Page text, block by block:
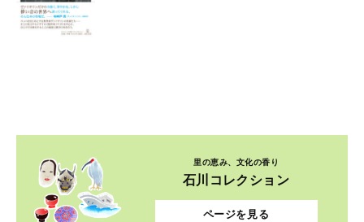
里の恵み、文化の香り
石川コレクション
ページを見る